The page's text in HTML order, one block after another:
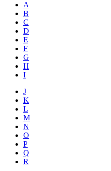
A
B
C
D
E
F
G
H
I
J
K
L
M
N
O
P
Q
R